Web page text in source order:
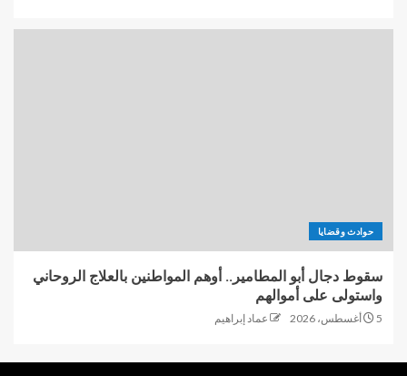
حوادث وقضايا
سقوط دجال أبو المطامير.. أوهم المواطنين بالعلاج الروحاني
واستولى على أموالهم
5 أغسطس، 2026 عماد إبراهيم